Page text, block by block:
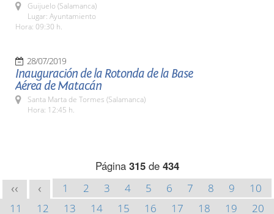
Guijuelo (Salamanca)
Lugar: Ayuntamiento
Hora: 09:30 h.
28/07/2019
Inauguración de la Rotonda de la Base
Aérea de Matacán
Santa Marta de Tormes (Salamanca)
Hora: 12:45 h.
Página 315de 434
<< < 1 2 3 4 5 6 7 8 9
10
11
12 13 14 15 16 17 18 19
20